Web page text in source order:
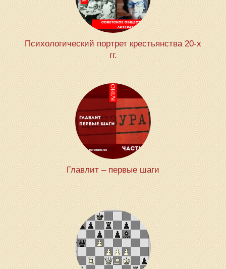
Психологический портрет крестьянства 20-х
гг.
Главлит – первые шаги